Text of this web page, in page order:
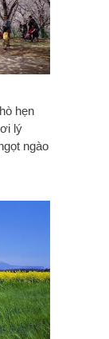
hẹn
lý
ngào